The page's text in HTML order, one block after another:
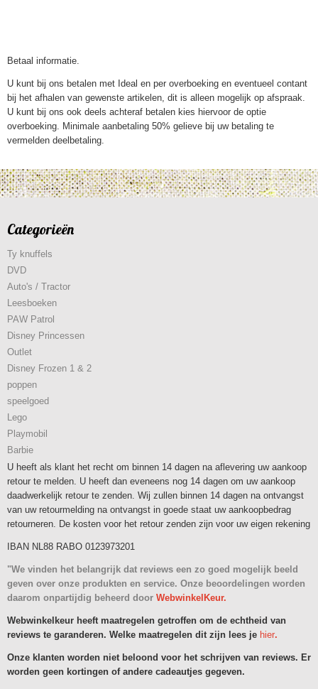
Betaal informatie.
U kunt bij ons betalen met Ideal en per overboeking en eventueel contant
bij het afhalen van gewenste artikelen, dit is alleen mogelijk op afspraak.
U kunt bij ons ook deels achteraf betalen kies hiervoor de optie
overboeking. Minimale aanbetaling 50% gelieve bij uw betaling te
vermelden deelbetaling.
Categorieën
Ty knuffels
DVD
Auto's / Tractor
Leesboeken
PAW Patrol
Disney Princessen
Outlet
Disney Frozen 1 & 2
poppen
speelgoed
Lego
Playmobil
Barbie
U heeft als klant het recht om binnen 14 dagen na aflevering uw aankoop
retour te melden. U heeft dan eveneens nog 14 dagen om uw aankoop
daadwerkelijk retour te zenden. Wij zullen binnen 14 dagen na ontvangst
van uw retourmelding na ontvangst in goede staat uw aankoopbedrag
retourneren. De kosten voor het retour zenden zijn voor uw eigen rekening
IBAN NL88 RABO 0123973201
"We vinden het belangrijk dat reviews een zo goed mogelijk beeld
geven over onze produkten en service. Onze beoordelingen worden
daarom onpartijdig beheerd door WebwinkelKeur.
Webwinkelkeur heeft maatregelen getroffen om de echtheid van
reviews te garanderen. Welke maatregelen dit zijn lees je hier.
Onze klanten worden niet beloond voor het schrijven van reviews. Er
worden geen kortingen of andere cadeautjes gegeven.